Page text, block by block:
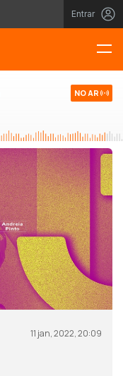
Entrar
NO AR
11 jan, 2022, 20:09